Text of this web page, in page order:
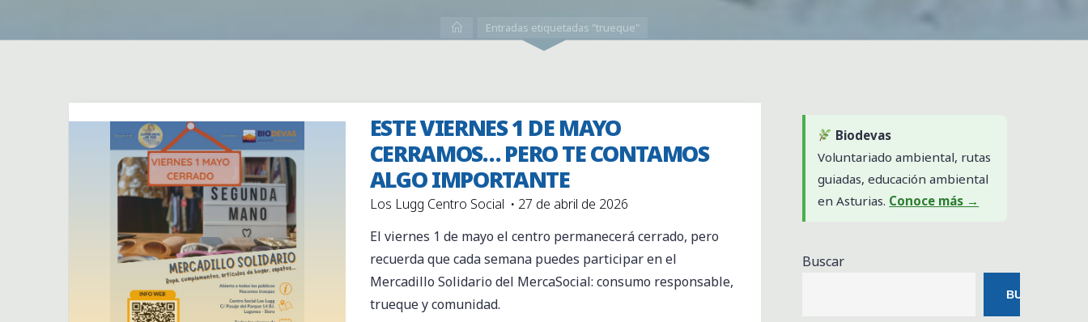
InicioEntradas etiquetadas "trueque"
ESTE VIERNES 1 DE MAYO
CERRAMOS… PERO TE CONTAMOS
ALGO IMPORTANTE
Los Lugg Centro Social
27 de abril de 2026
El viernes 1 de mayo el centro permanecerá cerrado, pero
recuerda que cada semana puedes participar en el
Mercadillo Solidario del MercaSocial: consumo responsable,
trueque y comunidad.
Biodevas
Voluntariado ambiental, rutas
guiadas, educación ambiental
en Asturias. Conoce más →
Buscar
BUSCAR